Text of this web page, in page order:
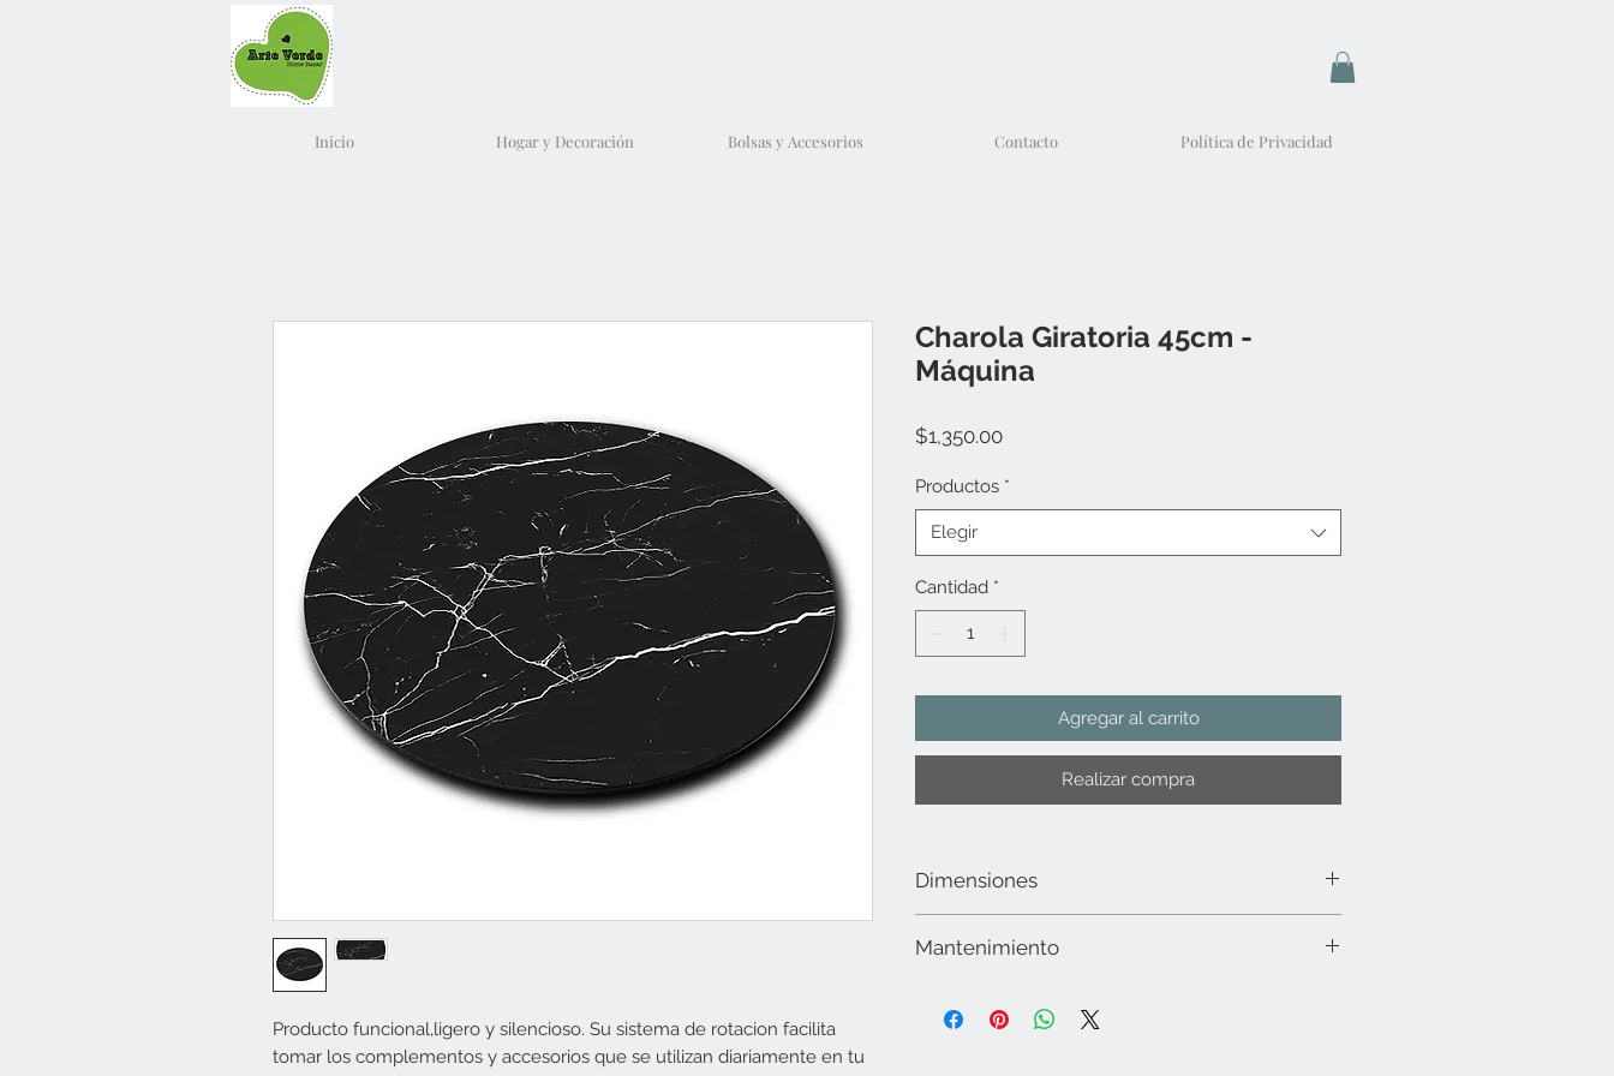
Inicio Hogar y Decoración Bolsas y Accesorios Contacto Política de Privacidad
Producto funcional,ligero y silencioso. Su sistema de rotacion facilita
tomar los complementos y accesorios que se utilizan diariamente en tu
Charola Giratoria 45cm -
Máquina
$1,350.00Precio
Productos *
Elegir
Cantidad *
Agregar al carrito
Realizar compra
Dimensiones
Mantenimiento
utilizar alcohol. No utilizar químicos o detergentes